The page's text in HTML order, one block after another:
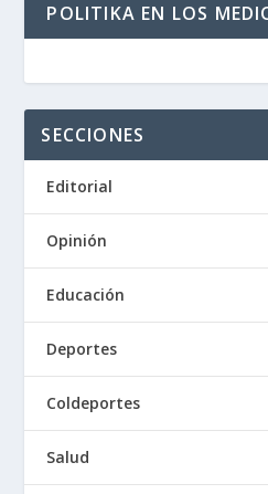
POLITIKA EN LOS
SECCIONES
Editorial
Opinión
Educación
Deportes
Coldeportes
Salud